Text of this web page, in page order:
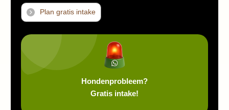
Plan gratis intake
Hondenprobleem?
Gratis intake!